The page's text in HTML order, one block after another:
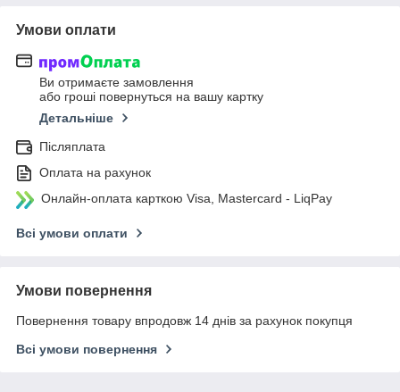
Умови оплати
Ви отримаєте замовлення
або гроші повернуться на вашу картку
Детальніше
Післяплата
Оплата на рахунок
Онлайн-оплата карткою Visa, Mastercard - LiqPay
Всі умови оплати
Умови повернення
Повернення товару впродовж 14 днів за рахунок покупця
Всі умови повернення